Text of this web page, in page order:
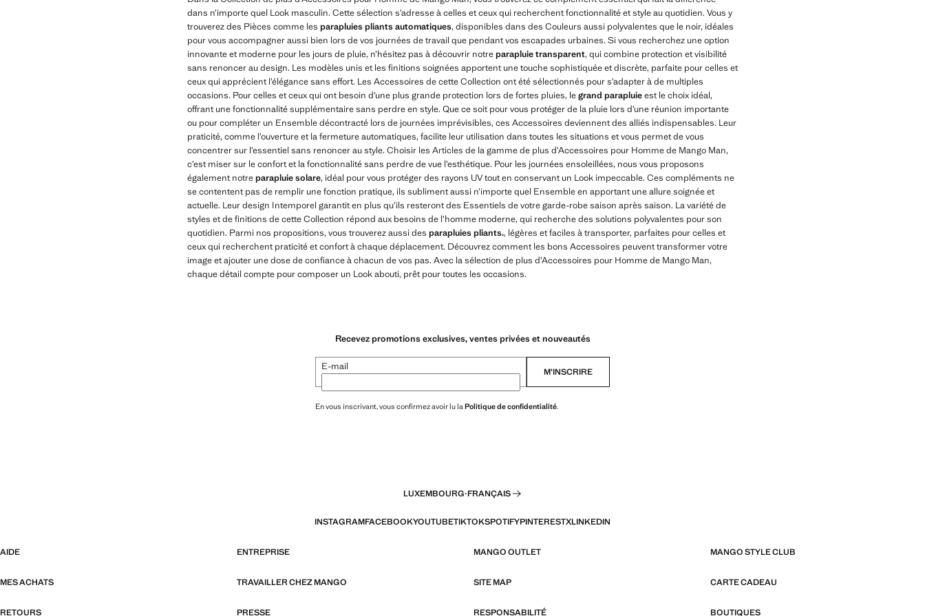
dans n’importe quel Look masculin. Cette sélection s’adresse à celles et ceux qui recherchent fonctionnalité et style au quotidien. Vous y
trouverez des Pièces comme les parapluies pliants automatiques, disponibles dans des Couleurs aussi polyvalentes que le noir, idéales
pour vous accompagner aussi bien lors de vos journées de travail que pendant vos escapades urbaines. Si vous recherchez une option
innovante et moderne pour les jours de pluie, n’hésitez pas à découvrir notreparapluie transparent, qui combine protection et visibilité
sans renoncer au design. Les modèles unis et les finitions soignées apportent une touche sophistiquée et discrète, parfaite pour celles et
ceux qui apprécient l’élégance sans effort. Les Accessoires de cette Collection ont été sélectionnés pour s’adapter à de multiples
occasions. Pour celles et ceux qui ont besoin d’une plus grande protection lors de fortes pluies, legrand parapluieest le choix idéal,
offrant une fonctionnalité supplémentaire sans perdre en style. Que ce soit pour vous protéger de la pluie lors d’une réunion importante
ou pour compléter un Ensemble décontracté lors de journées imprévisibles, ces Accessoires deviennent des alliés indispensables. Leur
praticité, comme l’ouverture et la fermeture automatiques, facilite leur utilisation dans toutes les situations et vous permet de vous
concentrer sur l’essentiel sans renoncer au style. Choisir les Articles de la gamme de plus d’Accessoires pour Homme de Mango Man,
c’est miser sur le confort et la fonctionnalité sans perdre de vue l’esthétique. Pour les journées ensoleillées, nous vous proposons
également notreparapluie solare, idéal pour vous protéger des rayons UV tout en conservant un Look impeccable. Ces compléments ne
se contentent pas de remplir une fonction pratique, ils subliment aussi n’importe quel Ensemble en apportant une allure soignée et
actuelle. Leur design Intemporel garantit en plus qu’ils resteront des Essentiels de votre garde-robe saison après saison. La variété de
styles et de finitions de cette Collection répond aux besoins de l’homme moderne, qui recherche des solutions polyvalentes pour son
quotidien. Parmi nos propositions, vous trouverez aussi des parapluies pliants., légères et faciles à transporter, parfaites pour celles et
ceux qui recherchent praticité et confort à chaque déplacement. Découvrez comment les bons Accessoires peuvent transformer votre
image et ajouter une dose de confiance à chacun de vos pas. Avec la sélection de plus d’Accessoires pour Homme de Mango Man,
chaque détail compte pour composer un Look abouti, prêt pour toutes les occasions.
Recevez promotions exclusives, ventes privées et nouveautés
E-mail M’INSCRIRE
En vous inscrivant, vous confirmez avoir lu laPolitique de confidentialité.
LUXEMBOURG·FRANÇAIS
INSTAGRAMFACEBOOKYOUTUBETIKTOKSPOTIFYPINTERESTXLINKEDIN
AIDE ENTREPRISE MANGO OUTLET MANGO STYLE CLUB
MES ACHATS TRAVAILLER CHEZ MANGO SITE MAP CARTE CADEAU
RETOURS PRESSE RESPONSABILITÉ BOUTIQUES